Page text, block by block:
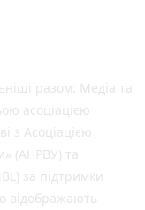
разом: Медіа та
асоціацією
з Асоціацією
(АНРВУ) та
за підтримки
відображають